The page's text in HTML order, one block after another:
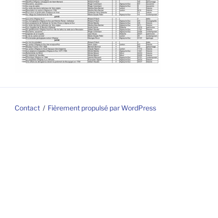
Contact Fièrement propulsé par WordPress